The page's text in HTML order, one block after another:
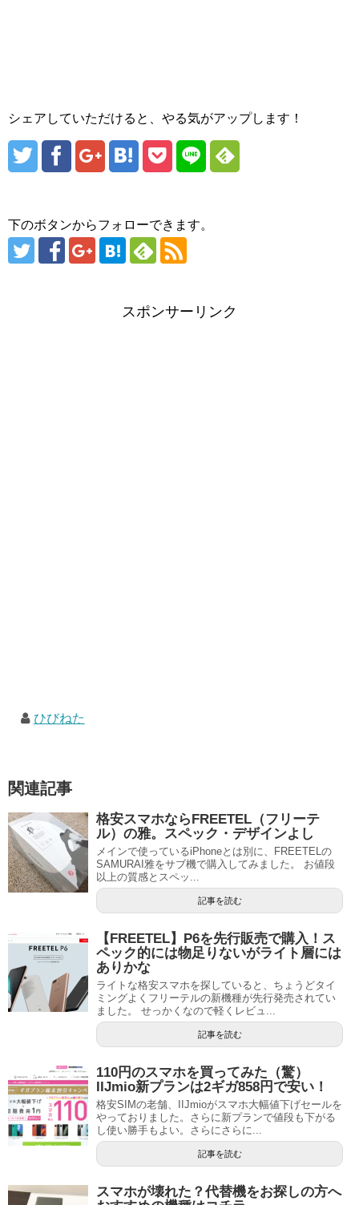
シェアしていただけると、やる気がアップします！
下のボタンからフォローできます。
スポンサーリンク
ひびねた
関連記事
格安スマホならFREETEL（フリーテ
ル）の雅。スペック・デザインよし
メインで使っているiPhoneとは別に、FREETELの
SAMURAI雅をサブ機で購入してみました。 お値段
以上の質感とスペッ...
記事を読む
【FREETEL】P6を先行販売で購入！ス
ペック的には物足りないがライト層には
ありかな
ライトな格安スマホを探していると、ちょうどタイ
ミングよくフリーテルの新機種が先行発売されてい
ました。 せっかくなので軽くレビュ...
記事を読む
110円のスマホを買ってみた（驚）
IIJmio新プランは2ギガ858円で安い！
格安SIMの老舗、IIJmioがスマホ大幅値下げセールを
やっておりました。さらに新プランで値段も下がる
し使い勝手もよい。さらにさらに...
記事を読む
スマホが壊れた？代替機をお探しの方へ